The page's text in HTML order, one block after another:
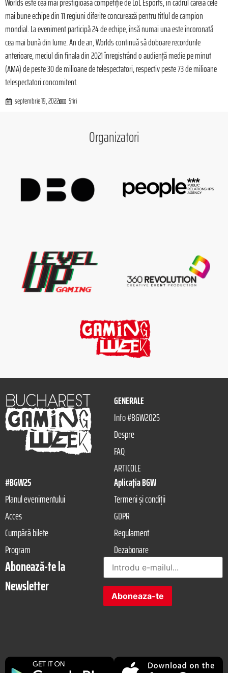
mai bune echipe din 11 regiuni diferite concurează pentru titlul de campion
mondial. La eveniment participă 24 de echipe, însă numai una este încoronată
cea mai bună din lume. An de an, Worlds continuă să doboare recordurile
anterioare, meciul din finala din 2021 înregistrând o audiență medie pe minut
(AMA) de peste 30 de milioane de telespectatori, respectiv peste 73 de milioane
telespectatori concomitent.
septembrie 19, 2022 Stiri
Organizatori
GENERALE
Info #BGW2025
Despre
FAQ
ARTICOLE
#BGW25
Planul evenimentului
Acces
Cumpără bilete
Program
Aplicația BGW
Termeni și condiții
GDPR
Regulament
Dezabonare
Abonează-te la
Newsletter